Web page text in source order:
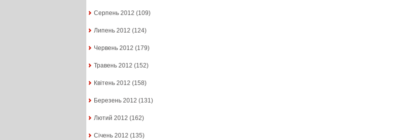
Серпень 2012 (109)
Липень 2012 (124)
Червень 2012 (179)
Травень 2012 (152)
Квітень 2012 (158)
Березень 2012 (131)
Лютий 2012 (162)
Січень 2012 (135)